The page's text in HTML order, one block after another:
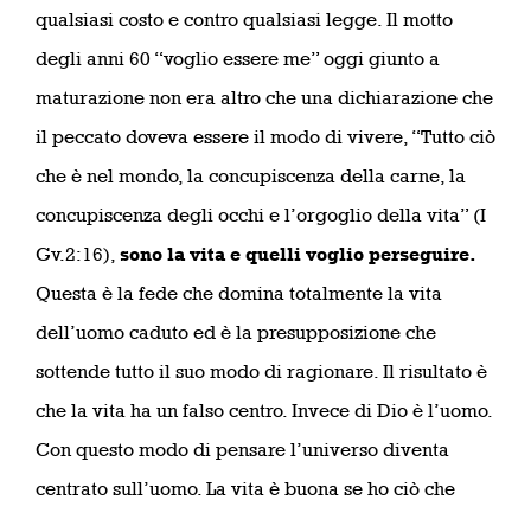
qualsiasi costo e contro qualsiasi legge. Il motto
degli anni 60 “voglio essere me” oggi giunto a
maturazione non era altro che una dichiarazione che
il peccato doveva essere il modo di vivere, “Tutto ciò
che è nel mondo, la concupiscenza della carne, la
concupiscenza degli occhi e l’orgoglio della vita” (I
Gv.2:16), sono la vita e quelli voglio perseguire.
Questa è la fede che domina totalmente la vita
dell’uomo caduto ed è la presupposizione che
sottende tutto il suo modo di ragionare. Il risultato è
che la vita ha un falso centro. Invece di Dio è l’uomo.
Con questo modo di pensare l’universo diventa
centrato sull’uomo. La vita è buona se ho ciò che